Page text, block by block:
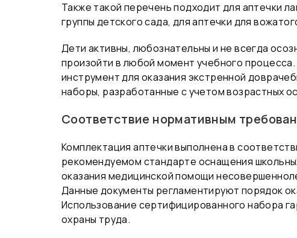
Также такой перечень подходит для аптечки
группы детского сада, для аптечки для
Дети активны, любознательны и не всегда
произойти в любой момент учебного
инструмент для оказания экстренной
наборы, разработанные с учетом возрастных
Соответствие нормативным
Комплектация аптечки выполнена в
рекомендуемом стандарте оснащения
оказания медицинской помощи
Данные документы регламентируют порядок
Использование сертифицированного набора
охраны труда.